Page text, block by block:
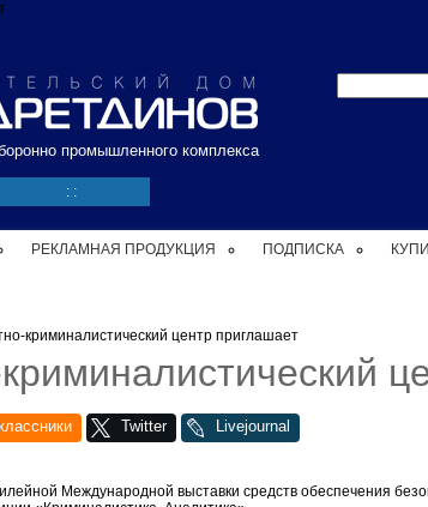
промышленного комплекса
: :
РЕКЛАМНАЯ ПРОДУКЦИЯ ПОДПИСКА
криминалистический центр приглашает
Международной выставки средств обеспечения